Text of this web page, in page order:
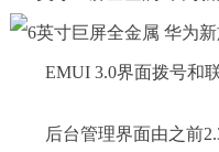
EMUI 3.0界面拨号和
后台管理界面由之前